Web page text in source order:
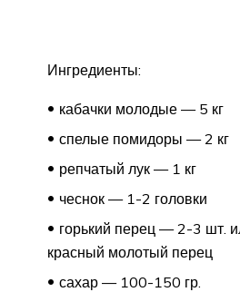
Ингредиенты:
кабачки молодые — 5 кг
спелые помидоры — 2 кг
репчатый лук — 1 кг
чеснок — 1-2 головки
горький перец — 2-3 шт.
красный молотый перец
сахар — 100-150 гр.